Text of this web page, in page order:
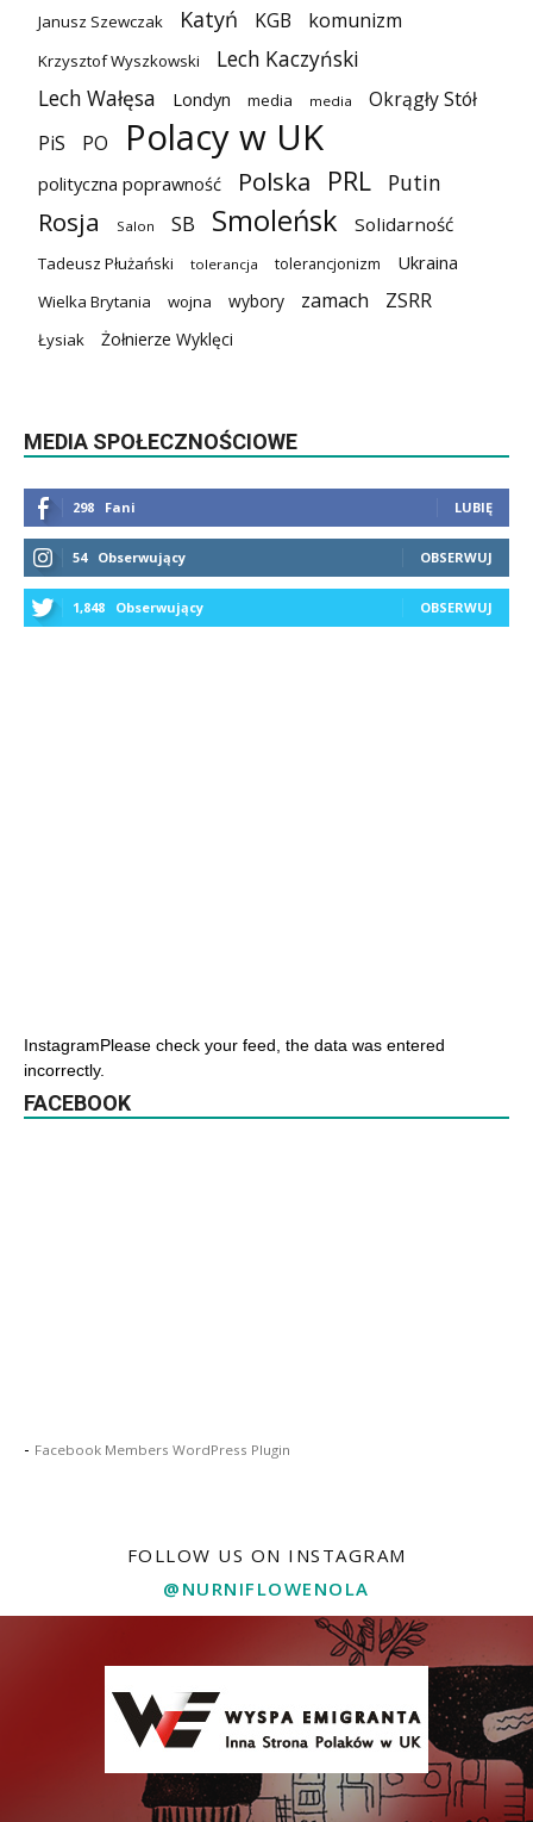
Janusz Szewczak Katyń KGB komunizm
Krzysztof Wyszkowski
Lech Kaczyński
Lech Wałęsa
Londyn media media
Okrągły Stół
PiS
PO Polacy w UK
polityczna poprawność Polska PRL Putin
Rosja Salon SB Smoleńsk Solidarność
Tadeusz Płużański tolerancja tolerancjonizm Ukraina
Wielka Brytania wojna wybory zamach ZSRR
Łysiak Żołnierze Wyklęci
MEDIA SPOŁECZNOŚCIOWE
298 Fani LUBIĘ
54 Obserwujący OBSERWUJ
1,848 Obserwujący OBSERWUJ
InstagramPlease check your feed, the data was entered
incorrectly.
FACEBOOK
- Facebook Members WordPress Plugin
FOLLOW US ON INSTAGRAM
@NURNIFLOWENOLA